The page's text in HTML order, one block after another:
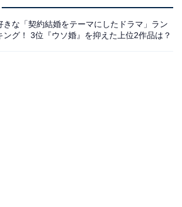
きな「契約結婚をテーマにしたドラマ」ラン
ング！ 3位『ウソ婚』を抑えた上位2作品は？